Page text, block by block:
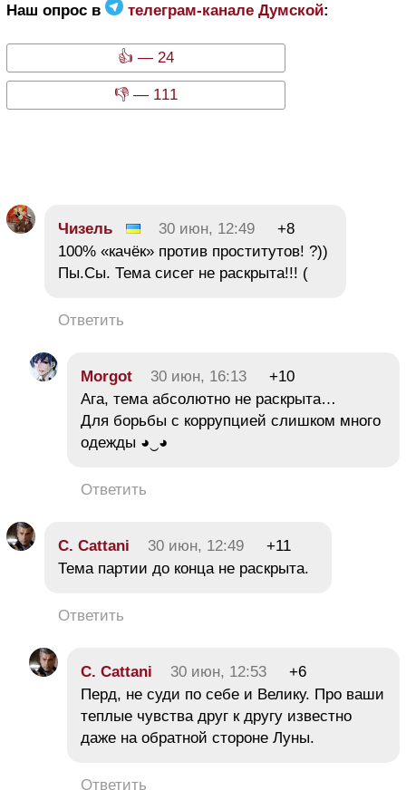
Наш опрос в телеграм-канале Думской:
👍 — 24
👎 — 111
Чизель 30 июн, 12:49
+8
100% «качёк» против проститутов! ?))
Пы.Сы. Тема сисег не раскрыта!!! (
Ответить
Morgot 30 июн, 16:13
+10
Ага, тема абсолютно не раскрыта…
Для борьбы с коррупцией слишком много
одежды ◕‿◕
Ответить
C. Cattani 30 июн, 12:49
+11
Тема партии до конца не раскрыта.
Ответить
C. Cattani 30 июн, 12:53
+6
Перд, не суди по себе и Велику. Про ваши
теплые чувства друг к другу известно
даже на обратной стороне Луны.
Ответить